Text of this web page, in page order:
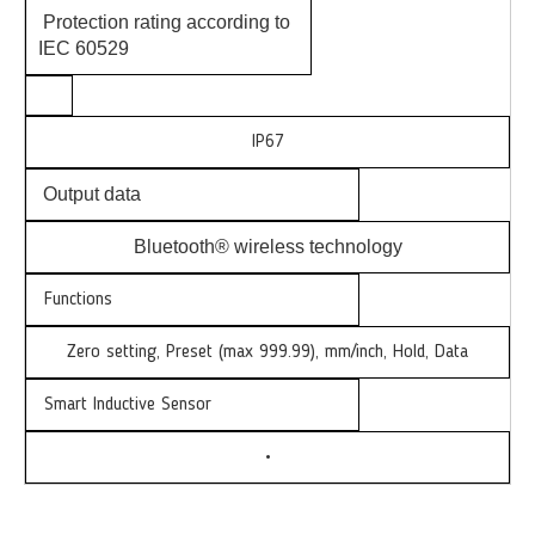
Protection rating according to
IEC 60529
IP67
Output data
Bluetooth® wireless technology
Functions
Zero setting, Preset (max 999.99), mm/inch, Hold, Data
Smart Inductive Sensor
•